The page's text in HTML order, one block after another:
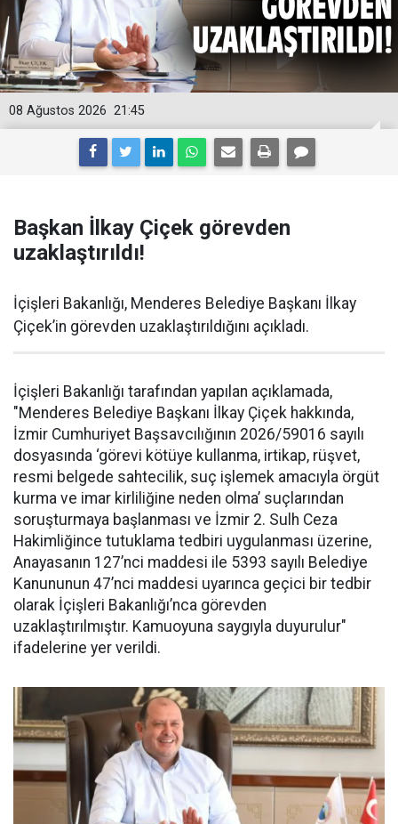
21:45
08 Ağustos 2026
Başkan İlkay Çiçek görevden
uzaklaştırıldı!
İçişleri Bakanlığı, Menderes Belediye Başkanı İlkay
Çiçek’in görevden uzaklaştırıldığını açıkladı.
İçişleri Bakanlığı tarafından yapılan açıklamada,
"Menderes Belediye Başkanı İlkay Çiçek hakkında,
İzmir Cumhuriyet Başsavcılığının 2026/59016 sayılı
dosyasında ‘görevi kötüye kullanma, irtikap, rüşvet,
resmi belgede sahtecilik, suç işlemek amacıyla örgüt
kurma ve imar kirliliğine neden olma’ suçlarından
soruşturmaya başlanması ve İzmir 2. Sulh Ceza
Hakimliğince tutuklama tedbiri uygulanması üzerine,
Anayasanın 127’nci maddesi ile 5393 sayılı Belediye
Kanununun 47’nci maddesi uyarınca geçici bir tedbir
olarak İçişleri Bakanlığı’nca görevden
uzaklaştırılmıştır. Kamuoyuna saygıyla duyurulur"
ifadelerine yer verildi.